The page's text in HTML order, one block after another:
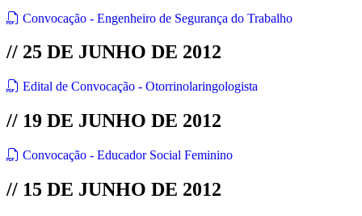
Convocação - Engenheiro de Segurança do Trabalho
// 25 DE JUNHO DE 2012
Edital de Convocação - Otorrinolaringologista
// 19 DE JUNHO DE 2012
Convocação - Educador Social Feminino
// 15 DE JUNHO DE 2012